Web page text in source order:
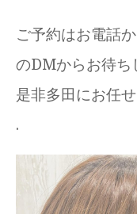
ご予約はお電話
のDMからお待ち
是非多田にお任
.